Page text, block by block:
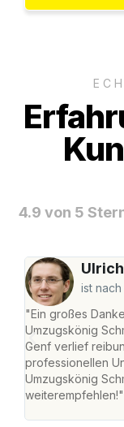
4.9 von 5
ist
"Ein großes
Umzugskönig
Genf verlief
professionellen
Umzugskönig
weiterempfehlen!"